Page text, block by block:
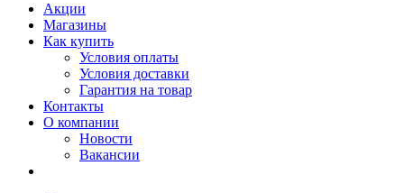
Акции
Магазины
Как купить
Условия оплаты
Условия доставки
Гарантия на товар
Контакты
О компании
Новости
Вакансии